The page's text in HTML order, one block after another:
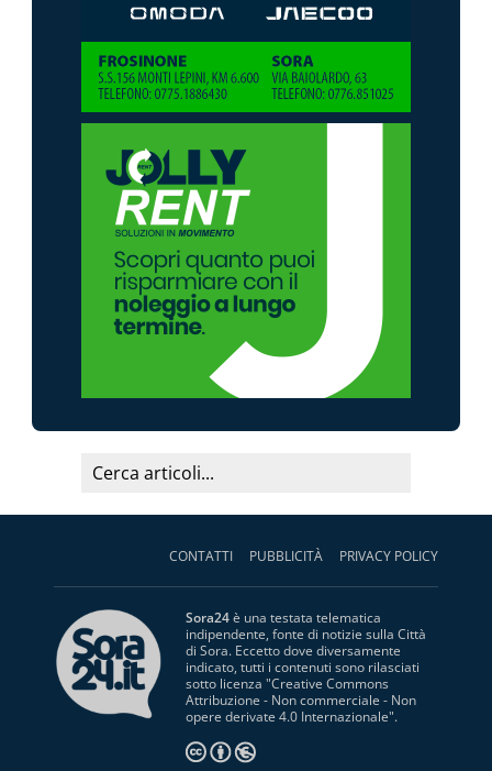
CONTATTI PUBBLICITÀ PRIVACY POLICY
Sora24è una testata telematica
indipendente, fonte di notizie sulla Città
di Sora. Eccetto dove diversamente
indicato, tutti i contenuti sono rilasciati
sotto licenza "Creative Commons
Attribuzione - Non commerciale - Non
opere derivate 4.0 Internazionale".